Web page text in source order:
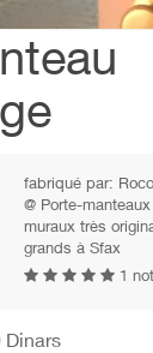
fabriqué par:
@ Porte-
muraux très
grands à Sfax
1
Dinars